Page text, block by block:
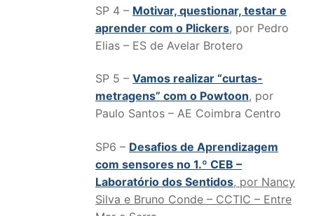
SP 4 – Motivar, questionar, testar e
aprender com o Plickers, por Pedro
Elias – ES de Avelar Brotero
SP 5 – Vamos realizar “curtas-
metragens” com o Powtoon, por
Paulo Santos – AE Coimbra Centro
SP6 – Desafios de Aprendizagem
com sensores no 1.º CEB –
Laboratório dos Sentidos, por Nancy
Silva e Bruno Conde – CCTIC – Entre